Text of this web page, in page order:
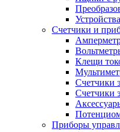
Счетчики и
Клещи
Счетчики
Счетчики
Приборы